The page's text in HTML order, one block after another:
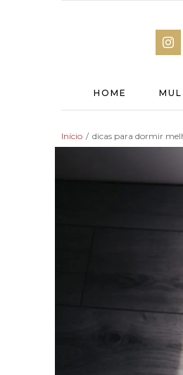
HOME
Início / dicas para dormir